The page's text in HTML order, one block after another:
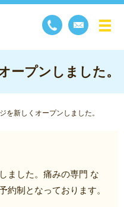
メ
ープンしました。
を新しくオープンしました。
ました。痛みの専門 な
約制となっております。